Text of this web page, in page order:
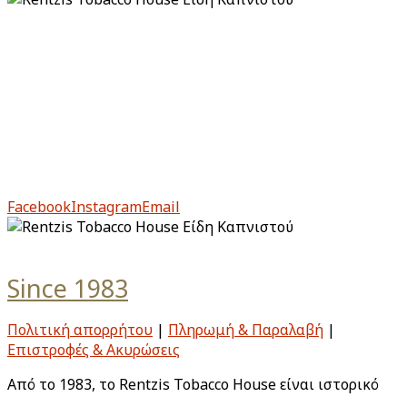
FacebookInstagramEmail
Since 1983
Πολιτική απορρήτου | Πληρωμή & Παραλαβή |
Επιστροφές & Ακυρώσεις
Από το 1983, το Rentzis Tobacco House είναι ιστορικό